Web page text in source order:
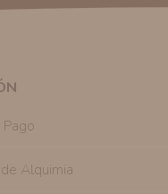
similares
Alquimia